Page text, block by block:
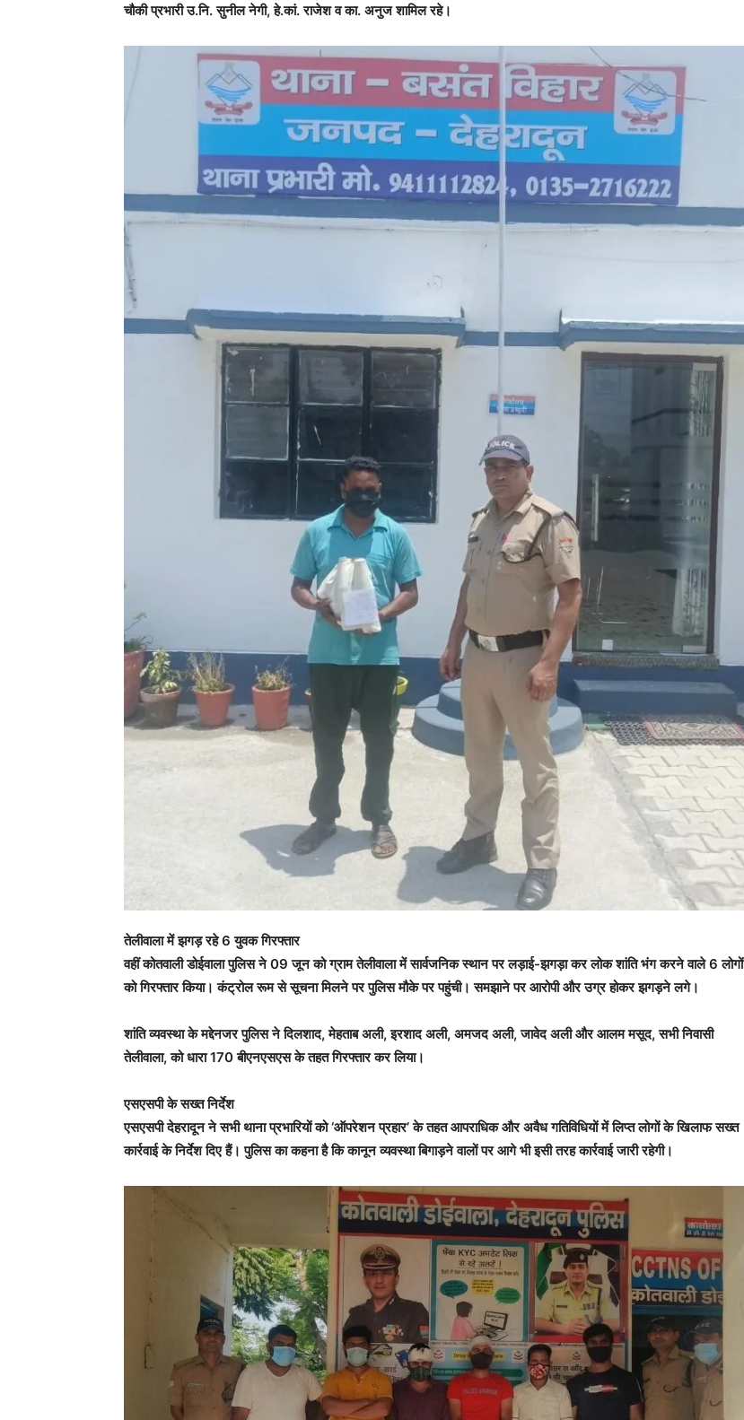
चौकी प्रभारी उ.नि. सुनील नेगी, हे.कां. राजेश व का. अनुज शामिल रहे।
तेलीवाला में झगड़ रहे 6 युवक गिरफ्तार
वहीं कोतवाली डोईवाला पुलिस ने 09 जून को ग्राम तेलीवाला में सार्वजनिक स्थान पर लड़ाई-झगड़ा कर लोक शांति भंग करने वाले 6 लोगों
को गिरफ्तार किया। कंट्रोल रूम से सूचना मिलने पर पुलिस मौके पर पहुंची। समझाने पर आरोपी और उग्र होकर झगड़ने लगे।
शांति व्यवस्था के मद्देनजर पुलिस ने दिलशाद, मेहताब अली, इरशाद अली, अमजद अली, जावेद अली और आलम मसूद, सभी निवासी
तेलीवाला, को धारा 170 बीएनएसएस के तहत गिरफ्तार कर लिया।
एसएसपी के सख्त निर्देश
एसएसपी देहरादून ने सभी थाना प्रभारियों को ‘ऑपरेशन प्रहार’ के तहत आपराधिक और अवैध गतिविधियों में लिप्त लोगों के खिलाफ सख्त
कार्रवाई के निर्देश दिए हैं। पुलिस का कहना है कि कानून व्यवस्था बिगाड़ने वालों पर आगे भी इसी तरह कार्रवाई जारी रहेगी।